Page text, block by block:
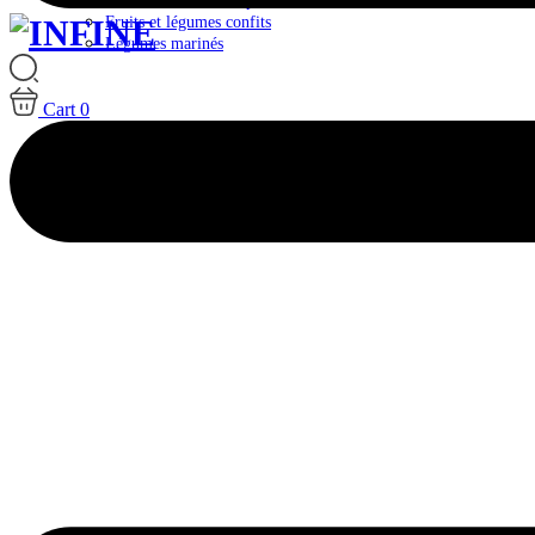
Fruits et légumes confits
Légumes marinés
Cart 0